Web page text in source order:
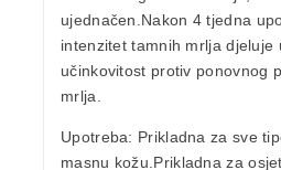
ujednačen.Nakon 4 tjedna
intenzitet tamnih mrlja djeluje
učinkovitost protiv ponovnog
mrlja.
Upotreba: Prikladna za sve
masnu kožu.Prikladna za